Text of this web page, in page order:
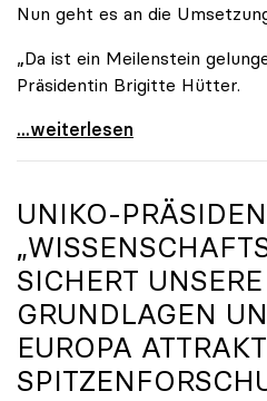
Nun geht es an die
„Da ist ein Meilenstein
Präsidentin Brigitte Hütter.
Universitäten wappnen sich
...weiterlesen
UNIKO-
SICHERT UNSERE
GRUNDLAGEN
EUROPA